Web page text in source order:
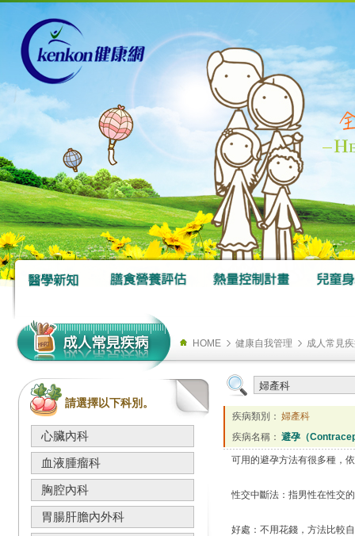
HOME 健康自我管理 成人常見
請選擇以下科別。
心臟內科
血液腫瘤科
胸腔內科
胃腸肝膽內外科
疾病類別： 婦產科
疾病名稱： 避孕（
可用的避孕方法有很多種，
性交中斷法：指男性在性交
好處：不用花錢，方法比較